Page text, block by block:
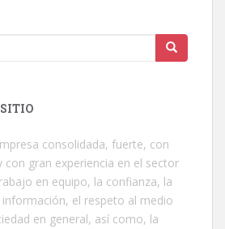
SITIO
consolidada, fuerte, con
con gran experiencia en el sector
en equipo, la confianza, la
el respeto al medio
en general, así como, la